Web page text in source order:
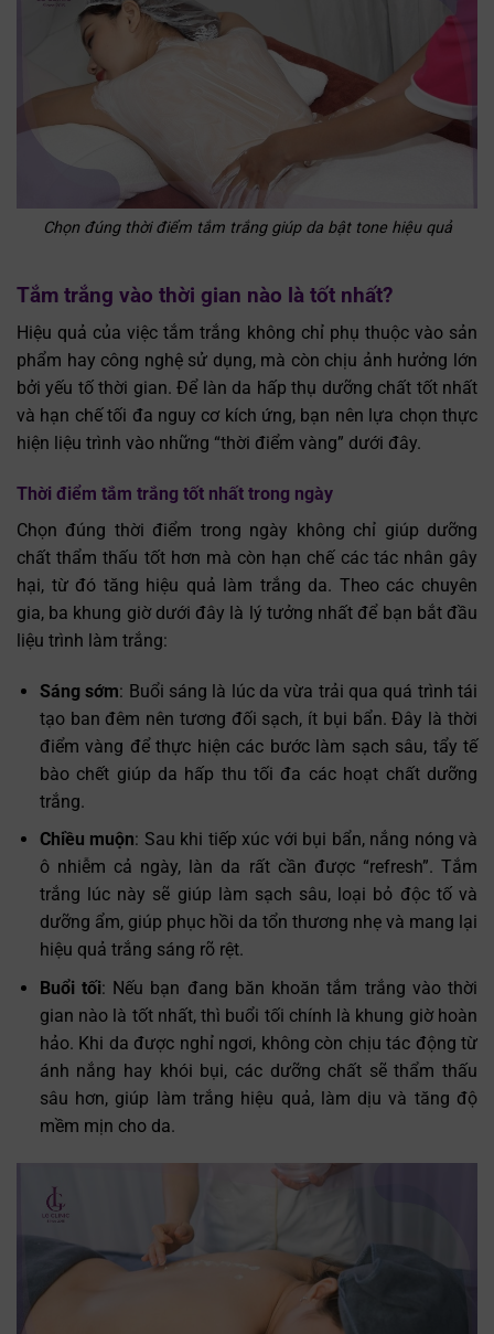
Chọn đúng thời điểm tắm trắng giúp da bật tone hiệu quả
Tắm trắng vào thời gian nào là tốt nhất?
Hiệu quả của việc tắm trắng không chỉ phụ thuộc vào sản
phẩm hay công nghệ sử dụng, mà còn chịu ảnh hưởng lớn
bởi yếu tố thời gian. Để làn da hấp thụ dưỡng chất tốt nhất
và hạn chế tối đa nguy cơ kích ứng, bạn nên lựa chọn thực
hiện liệu trình vào những “thời điểm vàng” dưới đây.
Thời điểm tắm trắng tốt nhất trong ngày
Chọn đúng thời điểm trong ngày không chỉ giúp dưỡng
chất thẩm thấu tốt hơn mà còn hạn chế các tác nhân gây
hại, từ đó tăng hiệu quả làm trắng da. Theo các chuyên
gia, ba khung giờ dưới đây là lý tưởng nhất để bạn bắt đầu
liệu trình làm trắng:
Sáng sớm: Buổi sáng là lúc da vừa trải qua quá trình tái
tạo ban đêm nên tương đối sạch, ít bụi bẩn. Đây là thời
điểm vàng để thực hiện các bước làm sạch sâu, tẩy tế
bào chết giúp da hấp thu tối đa các hoạt chất dưỡng
trắng.
Chiều muộn: Sau khi tiếp xúc với bụi bẩn, nắng nóng và
ô nhiễm cả ngày, làn da rất cần được “refresh”. Tắm
trắng lúc này sẽ giúp làm sạch sâu, loại bỏ độc tố và
dưỡng ẩm, giúp phục hồi da tổn thương nhẹ và mang lại
hiệu quả trắng sáng rõ rệt.
Buổi tối: Nếu bạn đang băn khoăn tắm trắng vào thời
gian nào là tốt nhất, thì buổi tối chính là khung giờ hoàn
hảo. Khi da được nghỉ ngơi, không còn chịu tác động từ
ánh nắng hay khói bụi, các dưỡng chất sẽ thẩm thấu
sâu hơn, giúp làm trắng hiệu quả, làm dịu và tăng độ
mềm mịn cho da.